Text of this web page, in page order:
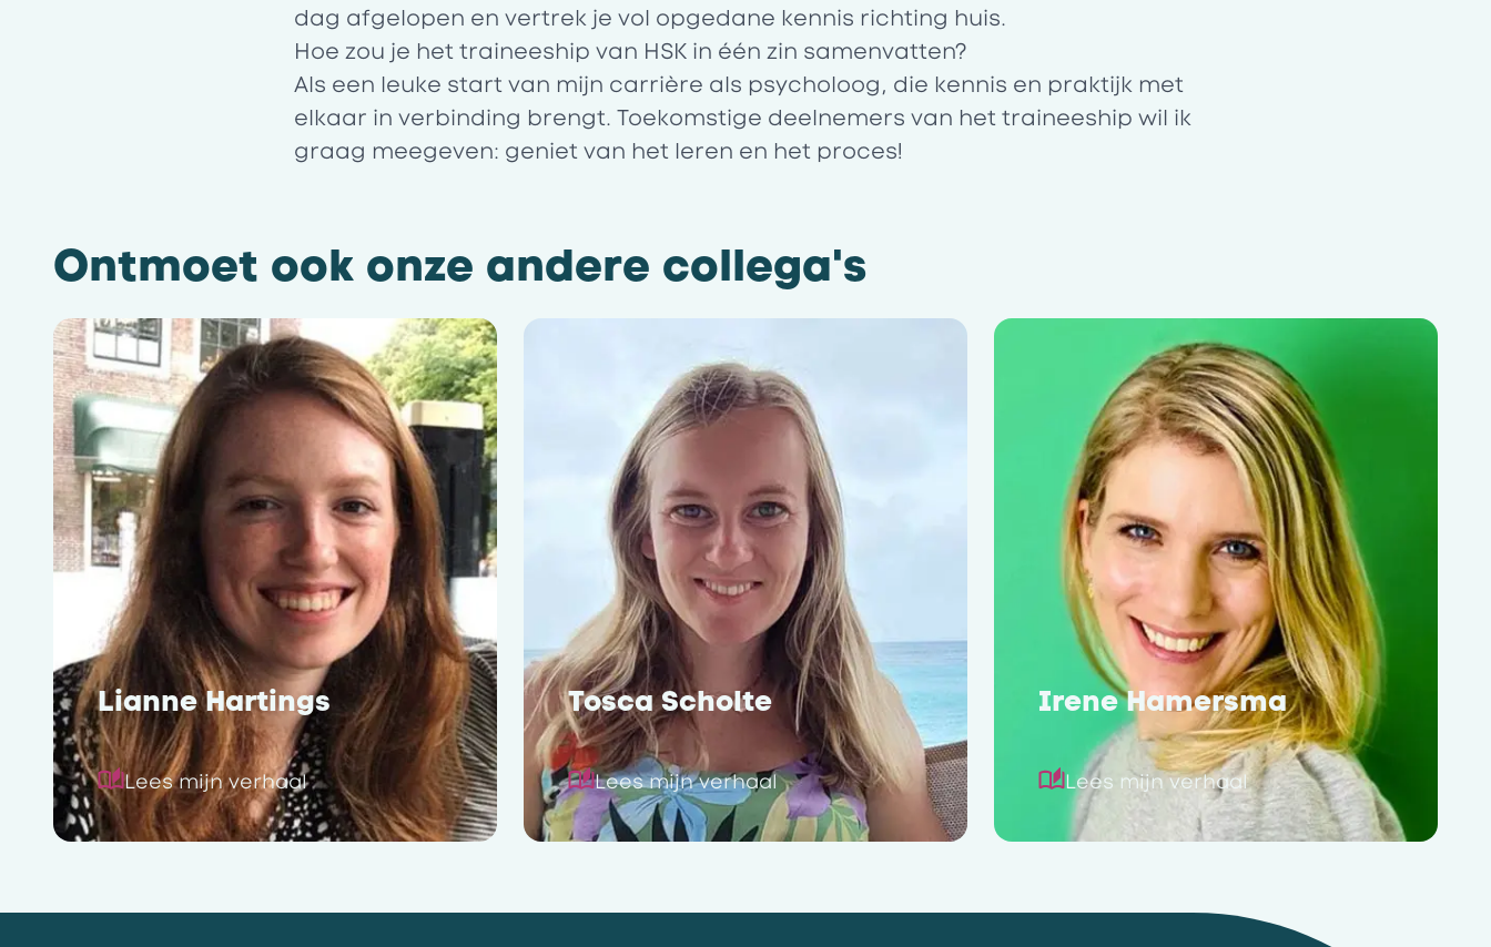
dag afgelopen en vertrek je vol opgedane kennis richting huis.
Hoe zou je het traineeship van HSK in één zin samenvatten?
Als een leuke start van mijn carrière als psycholoog, die kennis en praktijk met
elkaar in verbinding brengt. Toekomstige deelnemers van het traineeship wil ik
graag meegeven: geniet van het leren en het proces!
Ontmoet ook onze andere collega's
Lianne Hartings
Lees mijn verhaal
Tosca Scholte
Lees mijn verhaal
Irene Hamersma
Lees mijn verhaal